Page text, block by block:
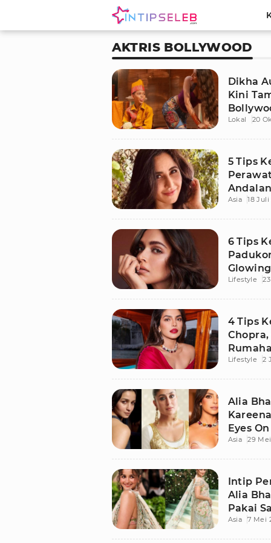
AKTRIS BOLLYWOOD
Dikha
Kini
Lokal 20
5 Tips
Asia 18 Juli
6 Tips
Lifestyle
4 Tips
Lifestyle 2
Alia
Eyes
Serang
Asia 29
Intip
Alia
Pakai
Asia 7 Mei